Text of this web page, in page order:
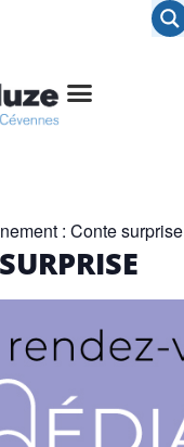
: Conte surprise